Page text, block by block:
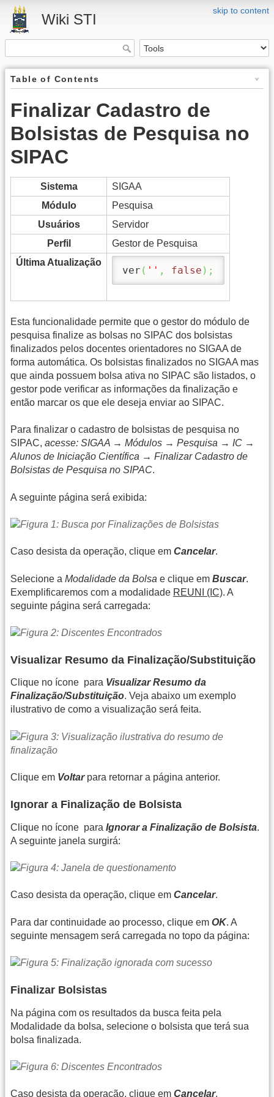
skip to content
Wiki STI
Table of Contents
Finalizar Cadastro de
Bolsistas de Pesquisa no
SIPAC
Sistema
SIGAA
Módulo
Pesquisa
Usuários
Servidor
Perfil
Gestor de Pesquisa
Última Atualização
ver ( '' , false ) ;
Esta funcionalidade permite que o gestor do módulo de
pesquisa finalize as bolsas no SIPAC dos bolsistas
finalizados pelos docentes orientadores no SIGAA de
forma automática. Os bolsistas finalizados no SIGAA mas
que ainda possuem bolsa ativa no SIPAC são listados, o
gestor pode verificar as informações da finalização e
então marcar os que ele deseja enviar ao SIPAC.
Para finalizar o cadastro de bolsistas de pesquisa no
SIPAC, acesse: SIGAA → Módulos → Pesquisa → IC →
Alunos de Iniciação Científica → Finalizar Cadastro de
Bolsistas de Pesquisa no SIPAC.
A seguinte página será exibida:
Caso desista da operação, clique em Cancelar.
Selecione a Modalidade da Bolsa e clique em Buscar.
Exemplificaremos com a modalidade REUNI (IC). A
seguinte página será carregada:
Visualizar Resumo da Finalização/Substituição
Clique no ícone para Visualizar Resumo da
Finalização/Substituição. Veja abaixo um exemplo
ilustrativo de como a visualização será feita.
Clique em Voltarpara retornar a página anterior.
Ignorar a Finalização de Bolsista
Clique no ícone para Ignorar a Finalização de Bolsista.
A seguinte janela surgirá:
Caso desista da operação, clique em Cancelar.
Para dar continuidade ao processo, clique em OK. A
seguinte mensagem será carregada no topo da página:
Finalizar Bolsistas
Na página com os resultados da busca feita pela
Modalidade da bolsa, selecione o bolsista que terá sua
bolsa finalizada.
Caso desista da operação, clique em Cancelar.